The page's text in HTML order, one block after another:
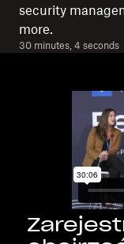
security
more.
30 minutes, 4 seconds